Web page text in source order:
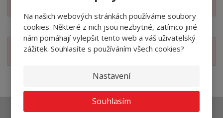
Na našich webových stránkách používáme soubory
cookies. Některé z nich jsou nezbytné, zatímco jiné
nám pomáhají vylepšit tento web a váš uživatelský
zážitek. Souhlasíte s používáním všech cookies?
Nastavení
Souhlasím
Zobrazit specifikační body
Zobrazit související produkty